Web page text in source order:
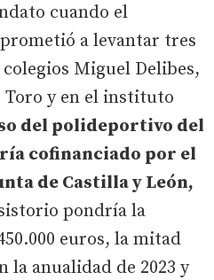
cuando el
a levantar tres
Miguel Delibes,
Toro y en el instituto
del polideportivo del
cofinanciado por el
de Castilla y León,
pondría la
euros, la mitad
la anualidad de 2023 y